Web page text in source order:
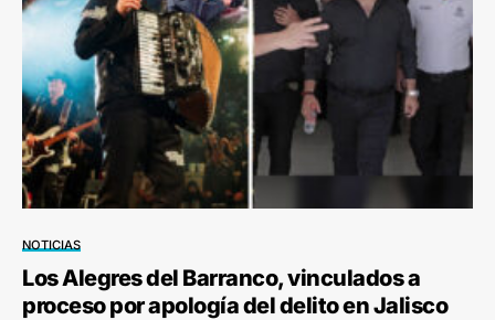
NOTICIAS
Los Alegres del Barranco, vinculados a
proceso por apología del delito en Jalisco